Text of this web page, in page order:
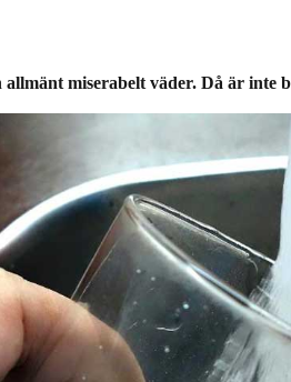
allmänt miserabelt väder. Då är inte